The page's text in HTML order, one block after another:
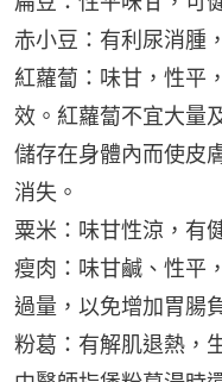
赤小豆：有利尿消腫
紅蘿蔔：味甘，性平
效。紅蘿蔔不宜大量
儲存在身體內而使皮
消失。
粟米：味甘性涼，有
瘦肉：味甘鹹、性平
過量，以免增加胃腸
粉葛：有解肌退熱，